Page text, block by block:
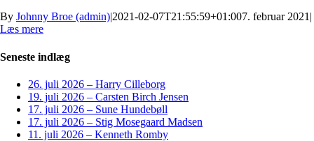
By Johnny Broe (admin)|2021-02-07T21:55:59+01:007. februar 2021 |
Læs mere
Seneste indlæg
26. juli 2026 – Harry Cilleborg
19. juli 2026 – Carsten Birch Jensen
17. juli 2026 – Sune Hundebøll
17. juli 2026 – Stig Mosegaard Madsen
11. juli 2026 – Kenneth Romby